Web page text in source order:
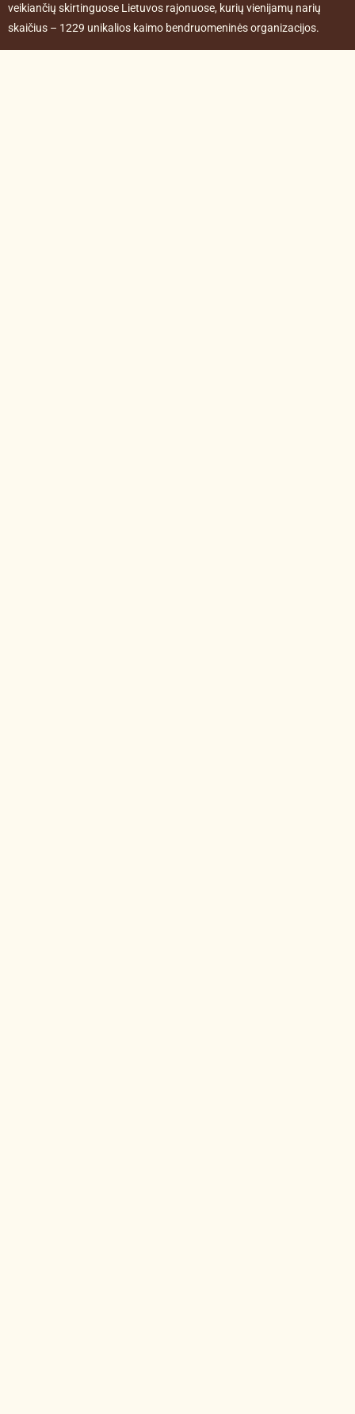
veikiančių skirtinguose Lietuvos rajonuose, kurių vienijamų narių
skaičius – 1229 unikalios kaimo bendruomeninės organizacijos.